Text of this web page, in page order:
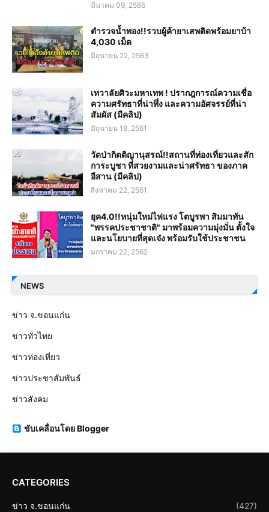
มีนาคม 09, 2566
ตำรวจน้ำพอง!!รวบผู้ค้ายาเสพติดพร้อมยาบ้า
4,030 เม็ด
มิถุนายน 22, 2563
เทวาลัยศิวะมหาเทพ ! ปรากฎการณ์ความเชื่อ
ความศรัทธาที่น่าทึ่ง และความอัศจรรย์ที่น่า
สัมผัส (มีคลิป)
มิถุนายน 18, 2561
วัดป่ากิตติญานุสรณ์!!สถานที่ท่องเที่ยวและสัก
การะบูชา ที่สวยงามและน่าศรัทธา ของภาค
อีสาน (มีคลิป)
สิงหาคม 22, 2561
ยุค4.0!!หนุ่มใหม่ไฟแรง โตบูรพา สิมมาทัน
"พรรคประชาชาติ" มาพร้อมความมุ่งมั่น ตั้งใจ
และนโยบายที่สุดเจ๋ง พร้อมรับใช้ประชาชน
มกราคม 22, 2562
NEWS
ข่าว จ.ขอนแก่น
ข่าวทั่วไทย
ข่าวท่องเที่ยว
ข่าวประชาสัมพันธ์
ข่าวสังคม
ขับเคลื่อนโดย Blogger
CATEGORIES
ข่าว จ.ขอนแก่น (427)